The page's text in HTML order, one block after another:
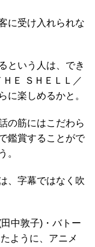
に受け入れられな
という人は、でき
Ｅ ＳＨＥＬＬ／
に楽しめるかと。
の筋にはこだわら
鑑賞することがで
。
、字幕ではなく吹
中敦子)・バトー
ように、アニメ